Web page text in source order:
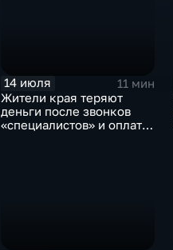
14 июля
11 мин
Жители края теряют
деньги после звонков
«специалистов» и оплаты